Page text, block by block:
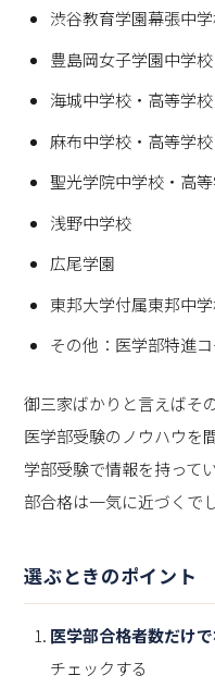
渋谷教育学園幕張中
豊島岡女子学園中学
海城中学校・高等学校
麻布中学校・高等学校
聖光学院中学校・高
浅野中学校
広尾学園
東邦大学付属東邦中
その他：医学部特進
御三家ばかりと言えばそ
医学部受験のノウハウを
学部受験で情報を持って
部合格は一気に近づくで
選ぶときのポイント
医学部合格者数だけ
チェックする